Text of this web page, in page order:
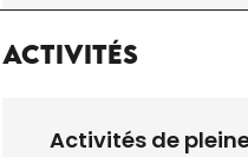
Activités
Activités de